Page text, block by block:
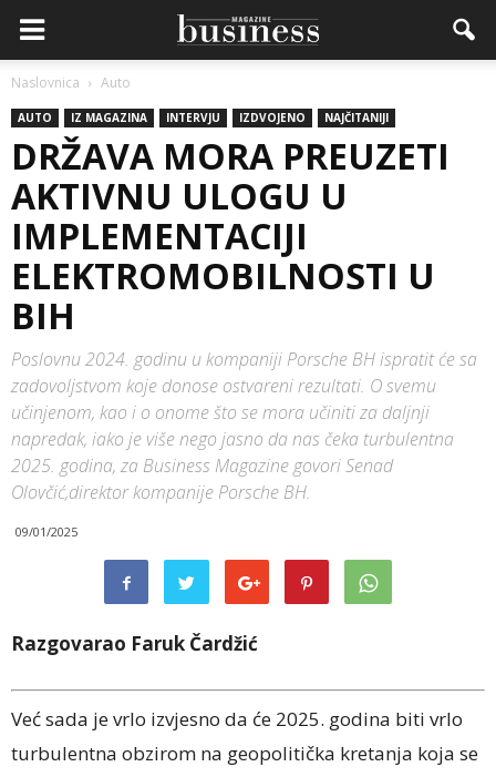
Naslovnica Auto
AUTO IZ MAGAZINA INTERVJU IZDVOJENO NAJČITANIJI
DRŽAVA MORA PREUZETI
AKTIVNU ULOGU U
IMPLEMENTACIJI
ELEKTROMOBILNOSTI U
BIH
Poslovnu 2024. godinu u kompaniji Porsche BH ispratit će sa
zadovoljstvom koje donose ostvareni rezultati. O svemu
učinjenom, kao i o onome što se mora učiniti za daljnji
napredak, iako je više nego jasno da nas čeka turbulentna
2025. godina, za Business Magazine govori Senad
Olovčić,direktor kompanije Porsche BH.
09/01/2025
Razgovarao Faruk Čardžić
Već sada je vrlo izvjesno da će 2025. godina biti vrlo
turbulentna obzirom na geopolitička kretanja koja se